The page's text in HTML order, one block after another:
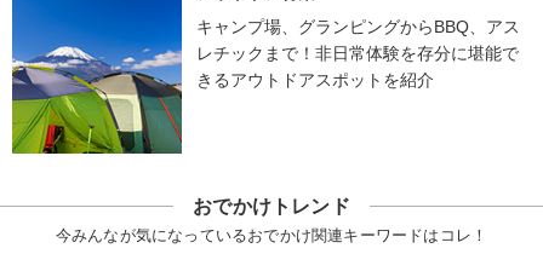
キャンプ場、グランピングからBBQ、アス
レチックまで！非日常体験を存分に堪能で
きるアウトドアスポットを紹介
おでかけトレンド
今みんなが気になっているおでかけ関連キーワードはコレ！